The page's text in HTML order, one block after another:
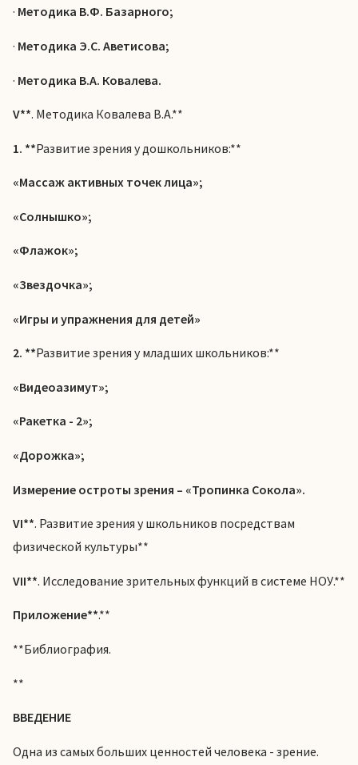
· Методика В.Ф. Базарного;
· Методика Э.С. Аветисова;
· Методика В.А. Ковалева.
V**. Методика Ковалева В.А.**
1. **Развитие зрения у дошкольников:**
«Массаж активных точек лица»;
«Солнышко»;
«Флажок»;
«Звездочка»;
«Игры и упражнения для детей»
2. **Развитие зрения у младших школьников:**
«Видеоазимут»;
«Ракетка - 2»;
«Дорожка»;
Измерение остроты зрения – «Тропинка Сокола».
VI**. Развитие зрения у школьников посредствам
физической культуры**
VII**. Исследование зрительных функций в системе НОУ.**
Приложение**.**
**Библиография.
**
ВВЕДЕНИЕ
Одна из самых больших ценностей человека - зрение.